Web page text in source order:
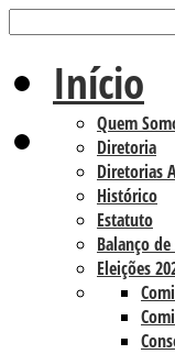
Início
Quem
Diretoria
Diretorias
Histórico
Estatuto
Balanço
Eleições